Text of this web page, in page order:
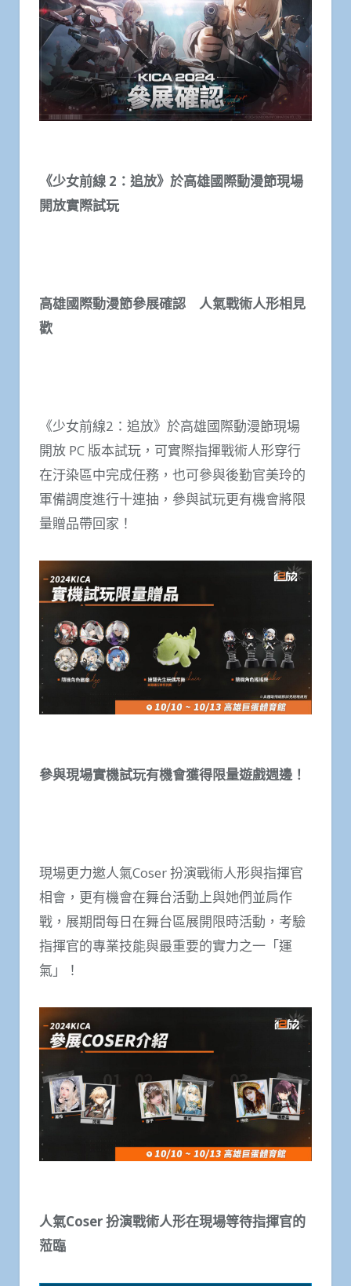
《少女前線 2 ：追放》於高雄國際動漫節現場
開放實際試玩
高雄國際動漫節參展確認 人氣戰術人形相見
歡
《少女前線2：追放》於高雄國際動漫節現場
開放 PC 版本試玩，可實際指揮戰術人形穿行
在汙染區中完成任務，也可參與後勤官美玲的
軍備調度進行十連抽，參與試玩更有機會將限
量贈品帶回家！
參與現場實機試玩有機會獲得限量遊戲週邊！
現場更力邀人氣Coser 扮演戰術人形與指揮官
相會，更有機會在舞台活動上與她們並肩作
戰，展期間每日在舞台區展開限時活動，考驗
指揮官的專業技能與最重要的實力之一「運
氣」！
人氣Coser扮演戰術人形在現場等待指揮官的
蒞臨